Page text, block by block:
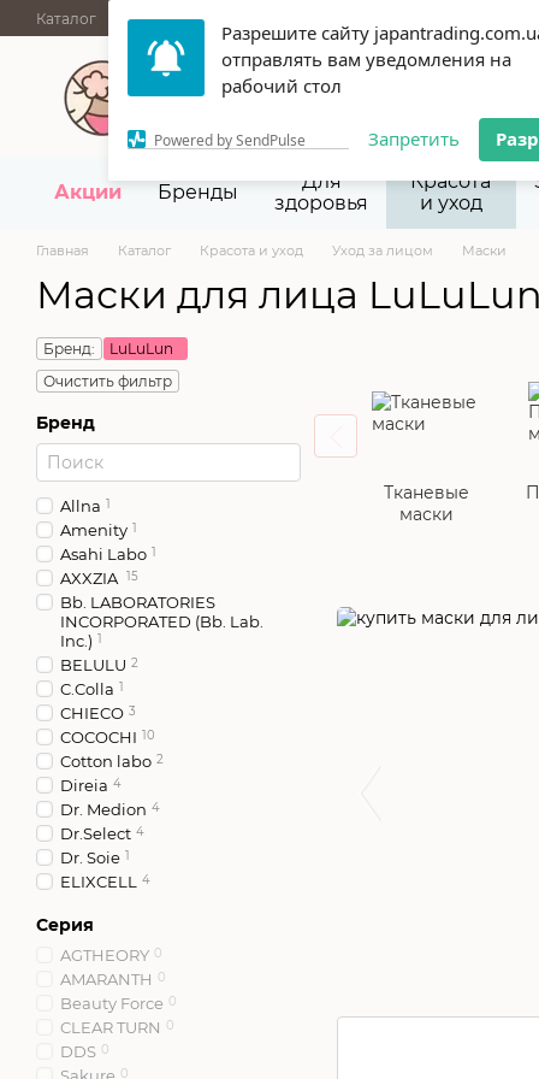
Разрешите сайту
отправлять вам уведомления на
рабочий стол
Powered by SendPulse Запретить
Перейти к основному контенту
Каталог АКЦИИ НОВИНКИ
067 945-92-29,093
Акции Бренды
Для
здоровья
Красота
и уход
Главная Каталог Красота и уход Уход за лицом Маски
Маски для лица LuLuLun
Тканевые
маски
Бренд:
LuLuLun
Очистить фильтр
Бренд
Allna 1
Amenity 1
Asahi Labo 1
AXXZIA 15
Bb. LABORATORIES
INCORPORATED (Bb. Lab.
Inc.) 1
BELULU 2
C.Colla 1
CHIECO 3
COCOCHI 10
Cotton labo 2
Direia 4
Dr. Medion 4
Dr.Select 4
Dr. Soie 1
ELIXCELL 4
ES 301
Hada Labo 1
Hanajirushi 1
HIRO TOKYO
HITOKI 1
Ishizawa Laboratory
Japan Gals
Серия
AGTHEORY 0
AMARANTH 0
Beauty Force 0
CLEAR TURN 0
DDS 0
0